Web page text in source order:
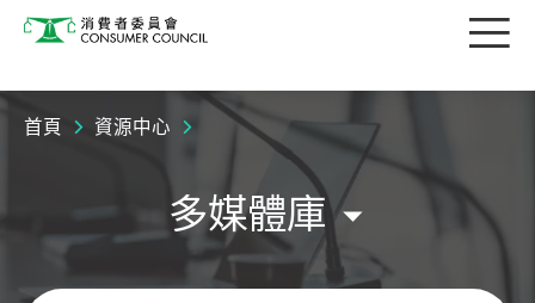
消費者委員會 目
首頁 資源中心
多媒體庫